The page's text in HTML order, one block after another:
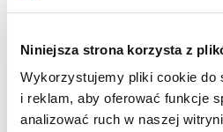
Niniejsza strona korzysta z
Wykorzystujemy pliki cookie do
i reklam, aby oferować funkcje
analizować ruch w naszej
min.
Filtruj